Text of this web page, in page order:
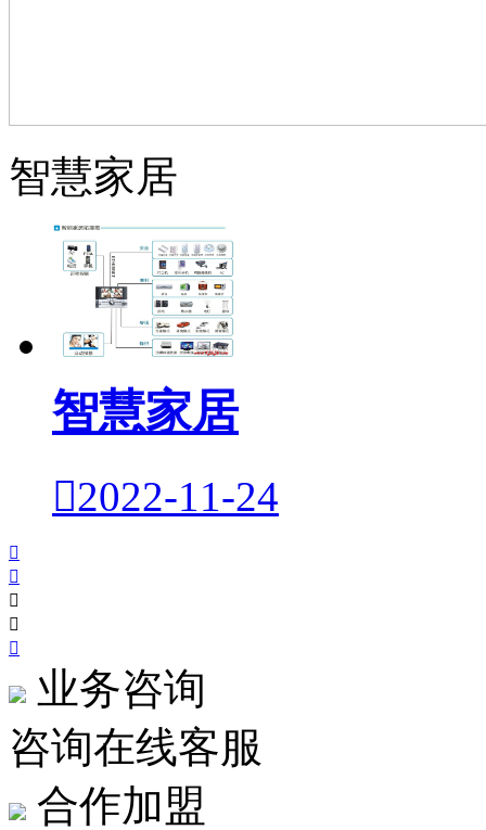
智慧家居
智慧家居
2022-11-24





业务咨询
咨询在线客服
合作加盟